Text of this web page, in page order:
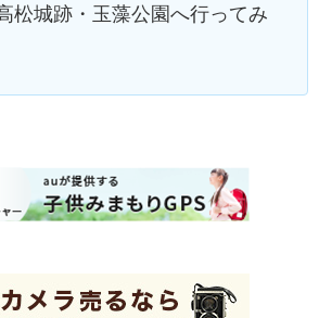
松城跡・玉藻公園へ行ってみ